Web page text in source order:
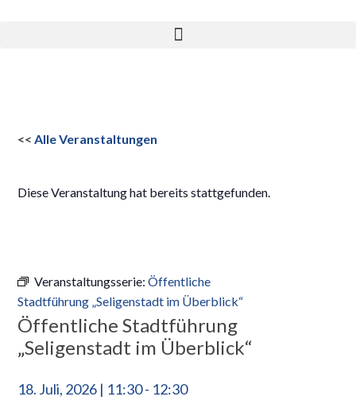
<<Alle Veranstaltungen
Diese Veranstaltung hat bereits stattgefunden.
Veranstaltungsserie:Öffentliche
Stadtführung „Seligenstadt im Überblick“
Öffentliche Stadtführung
„Seligenstadt im Überblick“
18. Juli, 2026 | 11:30- 12:30